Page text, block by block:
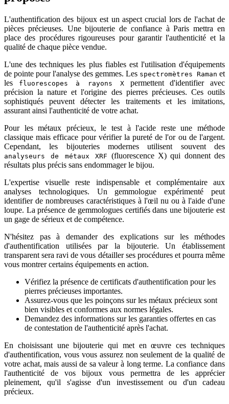
L'authentification des bijoux est un aspect crucial lors de l'achat de
pièces précieuses. Une bijouterie de confiance à Paris mettra en
place des procédures rigoureuses pour garantir l'authenticité et la
qualité de chaque pièce vendue.
L'une des techniques les plus fiables est l'utilisation d'équipements
de pointe pour l'analyse des gemmes. Les spectromètres Raman et
les
fluorescopes à rayons X permettent d'identifier avec
précision la nature et l'origine des pierres précieuses. Ces outils
sophistiqués peuvent détecter les traitements et les imitations,
assurant ainsi l'authenticité de votre achat.
Pour les métaux précieux, le test à l'acide reste une méthode
classique mais efficace pour vérifier la pureté de l'or ou de l'argent.
Cependant, les bijouteries modernes utilisent souvent des
analyseurs de métaux XRF (fluorescence X) qui donnent des
résultats plus précis sans endommager le bijou.
L'expertise visuelle reste indispensable et complémentaire aux
analyses technologiques. Un gemmologue expérimenté peut
identifier de nombreuses caractéristiques à l'œil nu ou à l'aide d'une
loupe. La présence de gemmologues certifiés dans une bijouterie est
un gage de sérieux et de compétence.
N'hésitez pas à demander des explications sur les méthodes
d'authentification utilisées par la bijouterie. Un établissement
transparent sera ravi de vous détailler ses procédures et pourra même
vous montrer certains équipements en action.
Vérifiez la présence de certificats d'authentification pour les
pierres précieuses importantes.
Assurez-vous que les poinçons sur les métaux précieux sont
bien visibles et conformes aux normes légales.
Demandez des informations sur les garanties offertes en cas
de contestation de l'authenticité après l'achat.
En choisissant une bijouterie qui met en œuvre ces techniques
d'authentification, vous vous assurez non seulement de la qualité de
votre achat, mais aussi de sa valeur à long terme. La confiance dans
l'authenticité de vos bijoux vous permettra de les apprécier
pleinement, qu'il s'agisse d'un investissement ou d'un cadeau
précieux.